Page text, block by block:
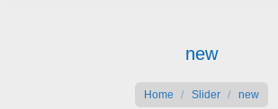
new
Home Slider new